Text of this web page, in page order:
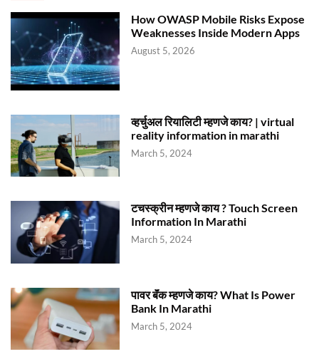
How OWASP Mobile Risks Expose
Weaknesses Inside Modern Apps
August 5, 2026
व्हर्चुअल रियालिटी म्हणजे काय? | virtual
reality information in marathi
March 5, 2024
टचस्क्रीन म्हणजे काय ? Touch Screen
Information In Marathi
March 5, 2024
पावर बॅंक म्हणजे काय? What Is Power
Bank In Marathi
March 5, 2024